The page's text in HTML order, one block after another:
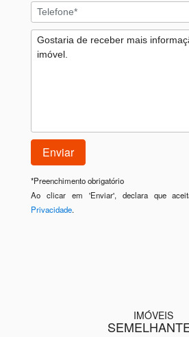
*Preenchimento obrigatório
Ao clicar em 'Enviar', declara que
Privacidade.
IMÓVEIS